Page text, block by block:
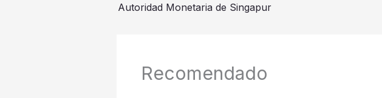
Autoridad Monetaria de Singapur
Recomendado